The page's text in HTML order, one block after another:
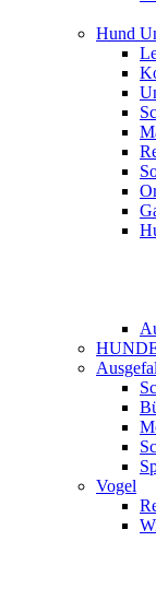
Hund
Vogel